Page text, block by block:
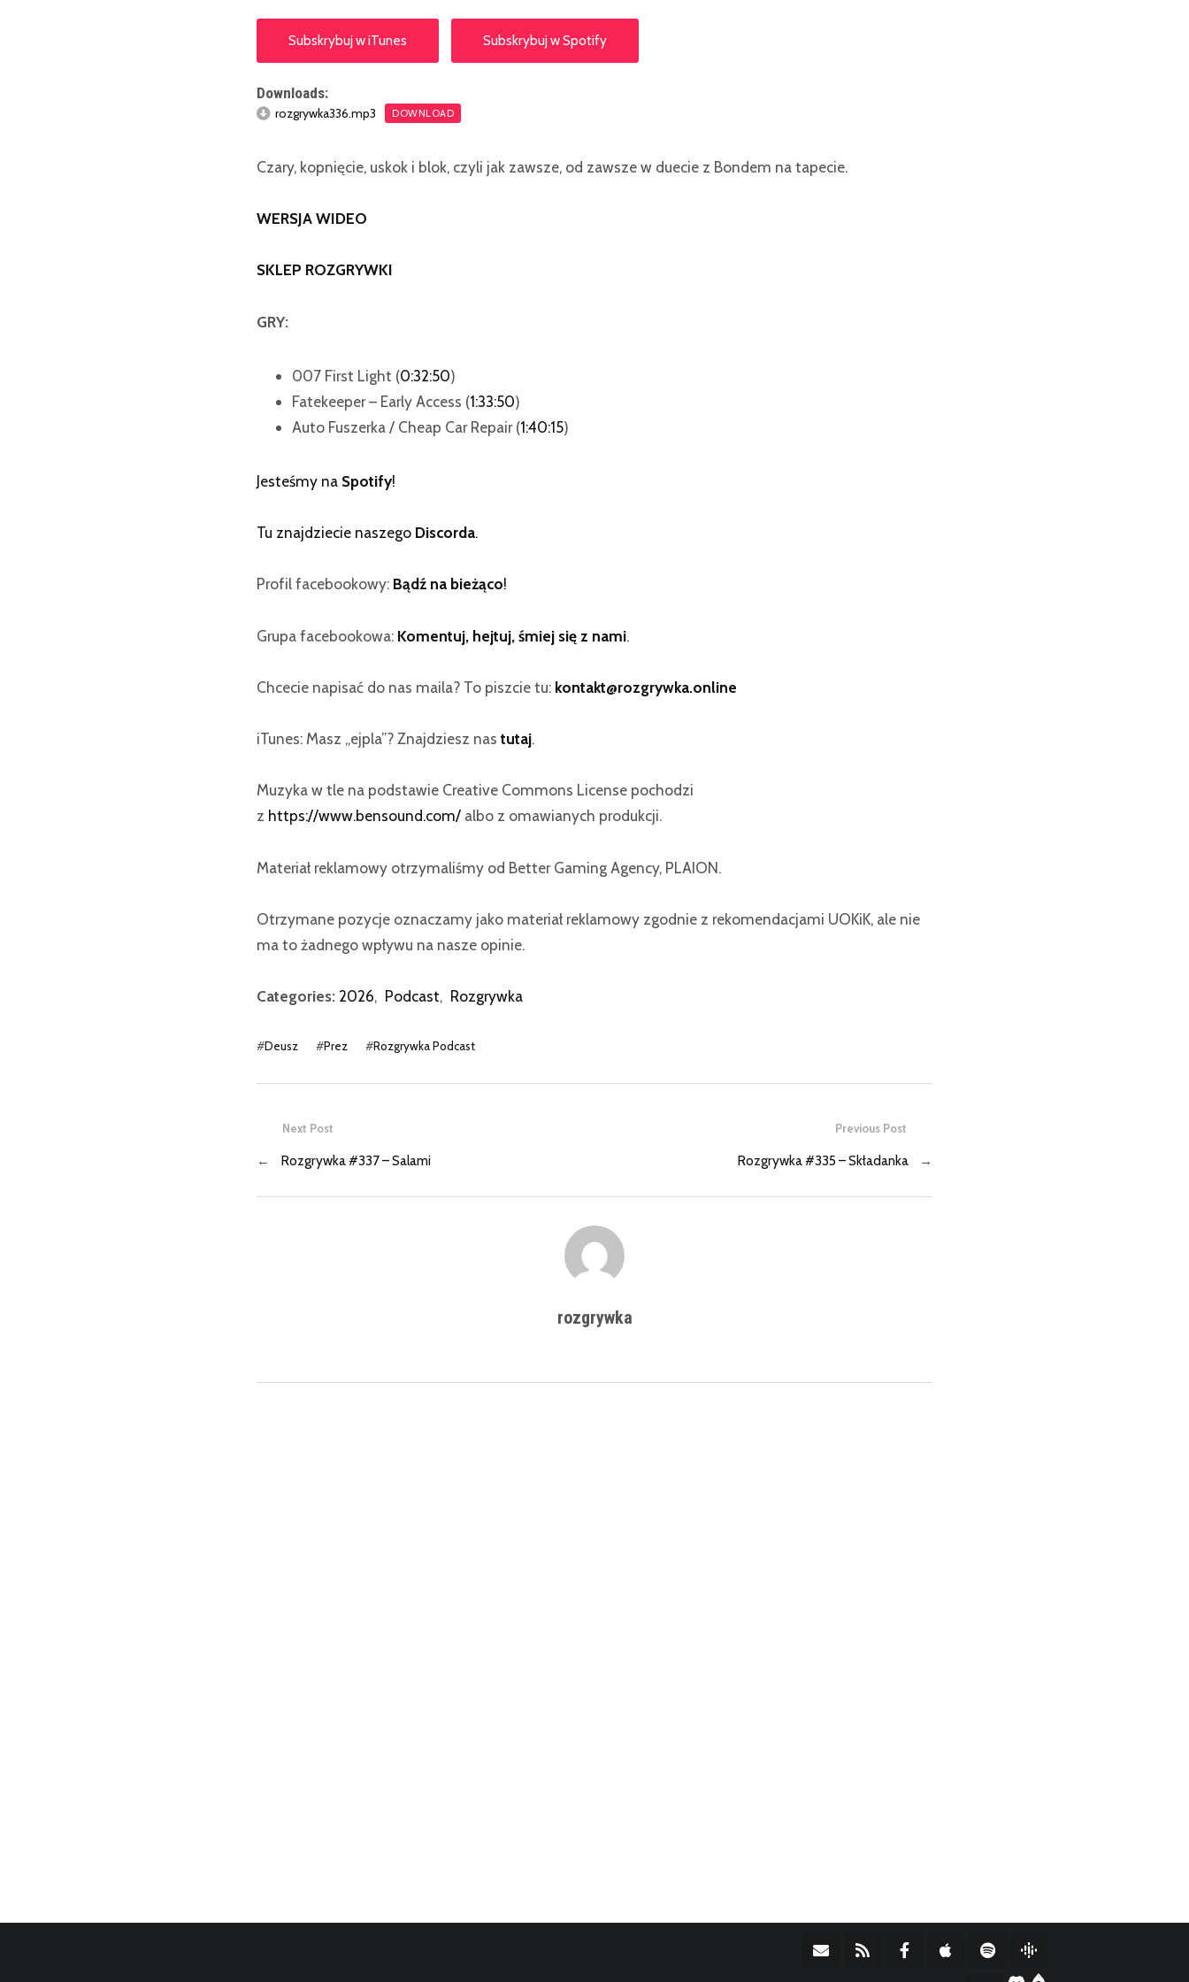
Subskrybuj w iTunes Subskrybuj w Spotify
Downloads:
rozgrywka336.mp3 DOWNLOAD
Czary, kopnięcie, uskok i blok, czyli jak zawsze, od zawsze w duecie z Bondem na tapecie.
WERSJA WIDEO
SKLEP ROZGRYWKI
GRY:
007 First Light (0:32:50)
Fatekeeper – Early Access (1:33:50)
Auto Fuszerka / Cheap Car Repair (1:40:15)
Jesteśmy na Spotify!
Tu znajdziecie naszego Discorda.
Profil facebookowy: Bądź na bieżąco!
Grupa facebookowa: Komentuj, hejtuj, śmiej się z nami.
Chcecie napisać do nas maila? To piszcie tu: kontakt@rozgrywka.online
iTunes: Masz „ejpla”? Znajdziesz nastutaj.
Muzyka w tle na podstawie Creative Commons License pochodzi
z https://www.bensound.com/ albo z omawianych produkcji.
Materiał reklamowy otrzymaliśmy od Better Gaming Agency, PLAION.
Otrzymane pozycje oznaczamy jako materiał reklamowy zgodnie z rekomendacjami UOKiK, ale nie
ma to żadnego wpływu na nasze opinie.
Categories: 2026, Podcast, Rozgrywka
#Deusz #Prez #Rozgrywka Podcast
Previous Post
Rozgrywka #335 – Składanka →
Next Post
← Rozgrywka #337 – Salami
rozgrywka